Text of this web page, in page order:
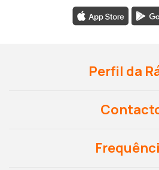
Perfil da